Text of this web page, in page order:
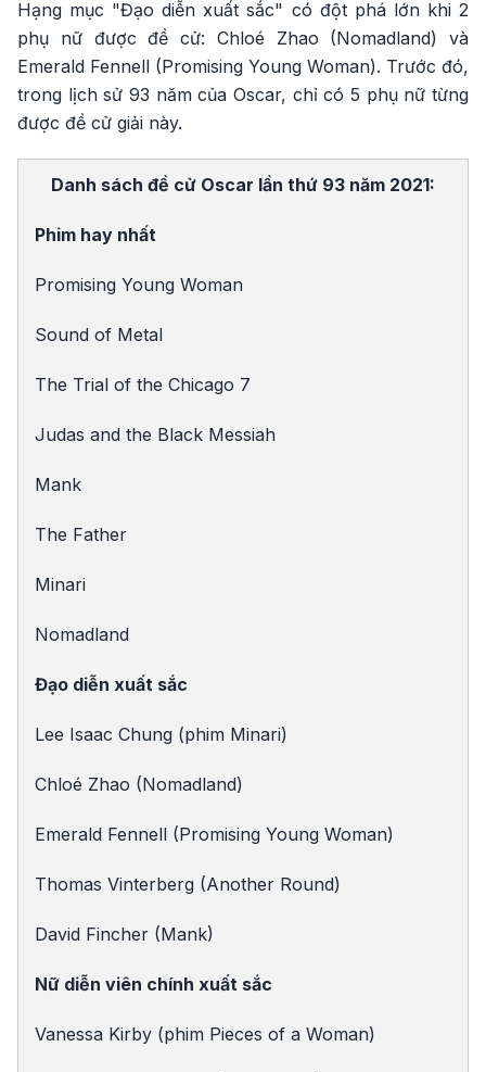
Hạng mục "Đạo diễn xuất sắc" có đột phá lớn khi 2
phụ nữ được đề cử: Chloé Zhao (Nomadland) và
Emerald Fennell (Promising Young Woman). Trước đó,
trong lịch sử 93 năm của Oscar, chỉ có 5 phụ nữ từng
được đề cử giải này.
Danh sách đề cử Oscar lần thứ 93 năm 2021:
Phim hay nhất
Promising Young Woman
Sound of Metal
The Trial of the Chicago 7
Judas and the Black Messiah
Mank
The Father
Minari
Nomadland
Đạo diễn xuất sắc
Lee Isaac Chung (phim Minari)
Chloé Zhao (Nomadland)
Emerald Fennell (Promising Young Woman)
Thomas Vinterberg (Another Round)
David Fincher (Mank)
Nữ diễn viên chính xuất sắc
Vanessa Kirby (phim Pieces of a Woman)